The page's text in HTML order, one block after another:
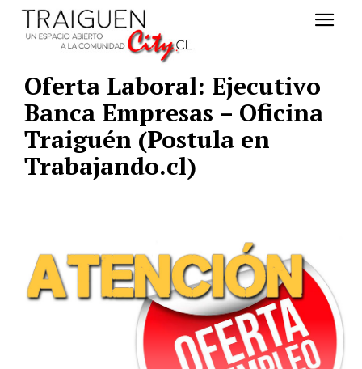
Oferta Laboral: Ejecutivo
Banca Empresas – Oficina
Traiguén (Postula en
Trabajando.cl)